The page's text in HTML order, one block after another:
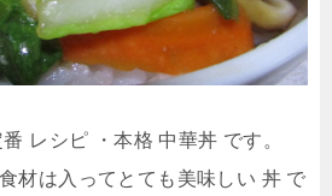
レシピ ・本格 中華丼 です。
材は入ってとても美味しい 丼 で